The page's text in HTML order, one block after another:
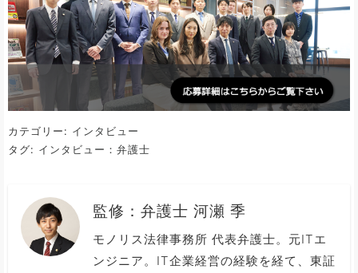
カテゴリー: インタビュー
タグ: インタビュー：弁護士
監修： 弁護士 河瀬 季
モノリス法律事務所 代表弁護士。元ITエ
ンジニア。IT企業経営の経験を経て、東証